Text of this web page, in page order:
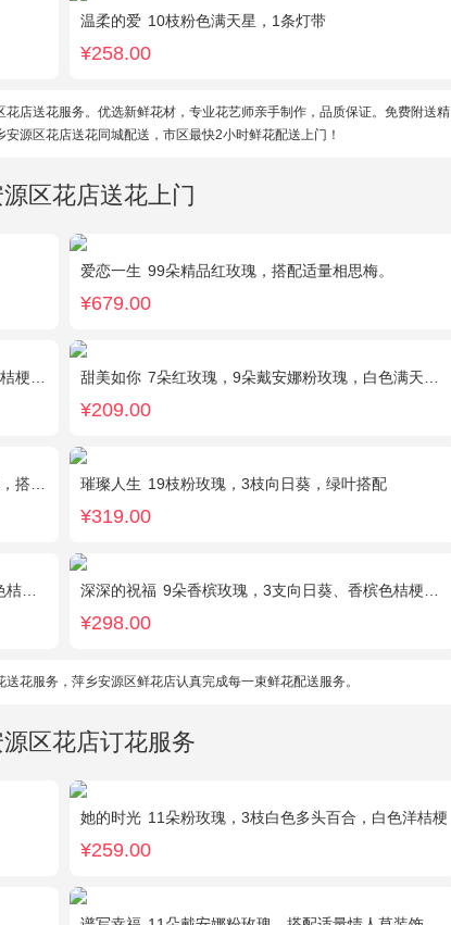
温柔的爱 10枝粉色满天星，1条灯带
¥258.00
店送花服务。优选新鲜花材，专业花艺师亲手制作，品质保证。免费附送精
源区花店送花同城配送，市区最快2小时鲜花配送上门！
区花店送花上门
爱恋一生 99朵精品红玫瑰，搭配适量相思梅。
¥679.00
搭配 甜美如你 7朵红玫瑰，9朵戴安娜粉玫瑰，白色满天星丰满间插，尤加利搭配
¥209.00
莺。 璀璨人生 19枝粉玫瑰，3枝向日葵，绿叶搭配
¥319.00
叶 深深的祝福 9朵香槟玫瑰，3支向日葵、香槟色桔梗、洋甘菊、尤加利
¥298.00
花服务，萍乡安源区鲜花店认真完成每一束鲜花配送服务。
区花店订花服务
她的时光 11朵粉玫瑰，3枝白色多头百合，白色洋桔梗
¥259.00